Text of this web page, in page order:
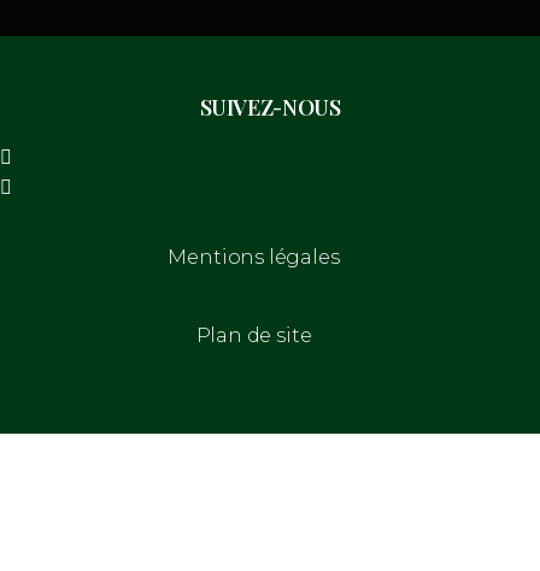
SUIVEZ-NOUS
Mentions légales
Plan de site